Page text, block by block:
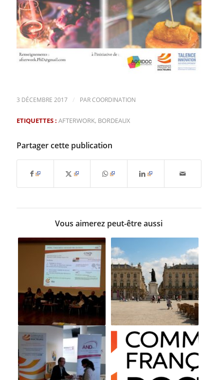
3 DÉCEMBRE 2017 / PARCOORDINATION
ETIQUETTES : AFTERWORK, BORDEAUX
Partager cette publication
Vous aimerez peut-être aussi